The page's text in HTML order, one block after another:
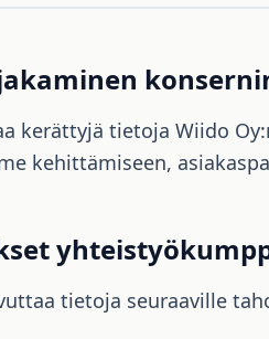
kerättyjä tietoja Wiido
kehittämiseen,
tietoja seuraaville